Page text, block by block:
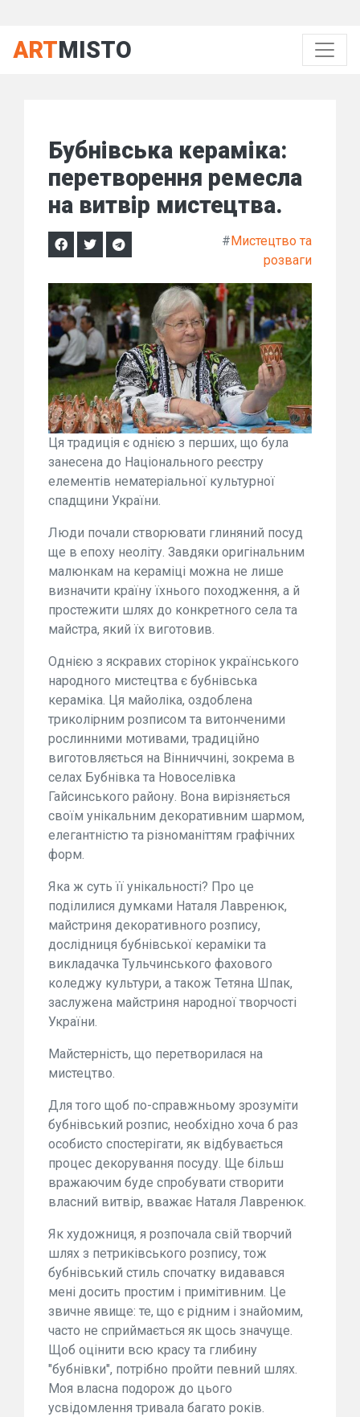
ARTMISTO
Бубнівська кераміка:
перетворення ремесла
на витвір мистецтва.
#Мистецтво та
розваги
Ця традиція є однією з перших, що була
занесена до Національного реєстру
елементів нематеріальної культурної
спадщини України.
Люди почали створювати глиняний посуд
ще в епоху неоліту. Завдяки оригінальним
малюнкам на кераміці можна не лише
визначити країну їхнього походження, а й
простежити шлях до конкретного села та
майстра, який їх виготовив.
Однією з яскравих сторінок українського
народного мистецтва є бубнівська
кераміка. Ця майоліка, оздоблена
триколірним розписом та витонченими
рослинними мотивами, традиційно
виготовляється на Вінниччині, зокрема в
селах Бубнівка та Новоселівка
Гайсинського району. Вона вирізняється
своїм унікальним декоративним шармом,
елегантністю та різноманіттям графічних
форм.
Яка ж суть її унікальності? Про це
поділилися думками Наталя Лавренюк,
майстриня декоративного розпису,
дослідниця бубнівської кераміки та
викладачка Тульчинського фахового
коледжу культури, а також Тетяна Шпак,
заслужена майстриня народної творчості
України.
Майстерність, що перетворилася на
мистецтво.
Для того щоб по-справжньому зрозуміти
бубнівський розпис, необхідно хоча б раз
особисто спостерігати, як відбувається
процес декорування посуду. Ще більш
вражаючим буде спробувати створити
власний витвір, вважає Наталя Лавренюк.
Як художниця, я розпочала свій творчий
шлях з петриківського розпису, тож
бубнівський стиль спочатку видавався
мені досить простим і примітивним. Це
звичне явище: те, що є рідним і знайомим,
часто не сприймається як щось значуще.
Щоб оцінити всю красу та глибину
"бубнівки", потрібно пройти певний шлях.
Моя власна подорож до цього
усвідомлення тривала багато років.